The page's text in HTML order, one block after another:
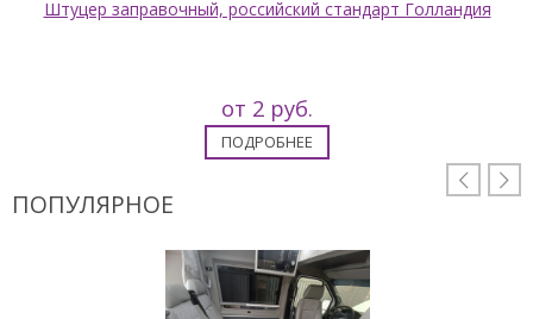
Штуцер заправочный, российский стандарт Голландия
от 2 руб.
ПОДРОБНЕЕ
 
ПОПУЛЯРНОЕ